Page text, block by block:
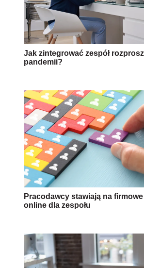
Jak zintegrować zespół
pandemii?
Pracodawcy stawiają na
online dla zespołu